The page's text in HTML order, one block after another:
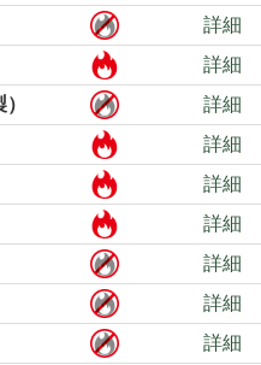
詳細
詳細
詳細
詳細
詳細
詳細
詳細
詳細
詳細